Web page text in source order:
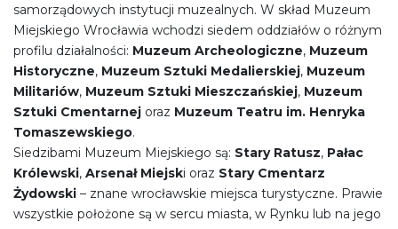
samorządowych instytucji muzealnych. W skład Muzeum
Miejskiego Wrocławia wchodzi siedem oddziałów o różnym
profilu działalności: Muzeum Archeologiczne, Muzeum
Historyczne, Muzeum Sztuki Medalierskiej, Muzeum
Militariów, Muzeum Sztuki Mieszczańskiej, Muzeum
Sztuki Cmentarnej oraz Muzeum Teatru im. Henryka
Tomaszewskiego.
Siedzibami Muzeum Miejskiego są: Stary Ratusz, Pałac
Królewski, Arsenał Miejski oraz Stary Cmentarz
Żydowski – znane wrocławskie miejsca turystyczne. Prawie
wszystkie położone są w sercu miasta, w Rynku lub na jego